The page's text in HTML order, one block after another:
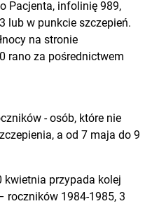
Pacjenta, infolinię 989,
lub w punkcie szczepień.
na stronie
rano za pośrednictwem
- osób, które nie
a od 7 maja do 9
przypada kolej
roczników 1984-1985, 3